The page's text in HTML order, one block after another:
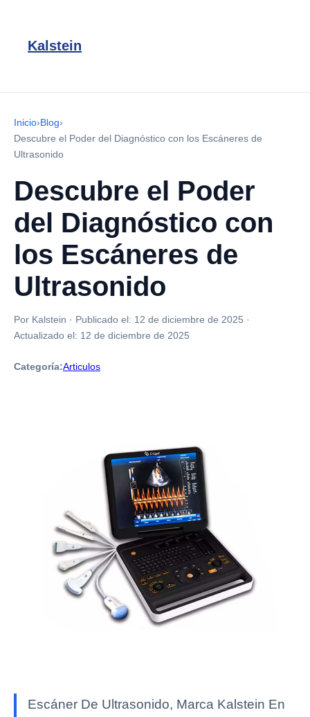
Kalstein
Inicio›Blog›
Descubre el Poder del Diagnóstico con los Escáneres de
Ultrasonido
Descubre el Poder
del Diagnóstico con
los Escáneres de
Ultrasonido
Por Kalstein · Publicado el: 12 de diciembre de 2025 ·
Actualizado el: 12 de diciembre de 2025
Categoría:Articulos
Escáner De Ultrasonido, Marca Kalstein En